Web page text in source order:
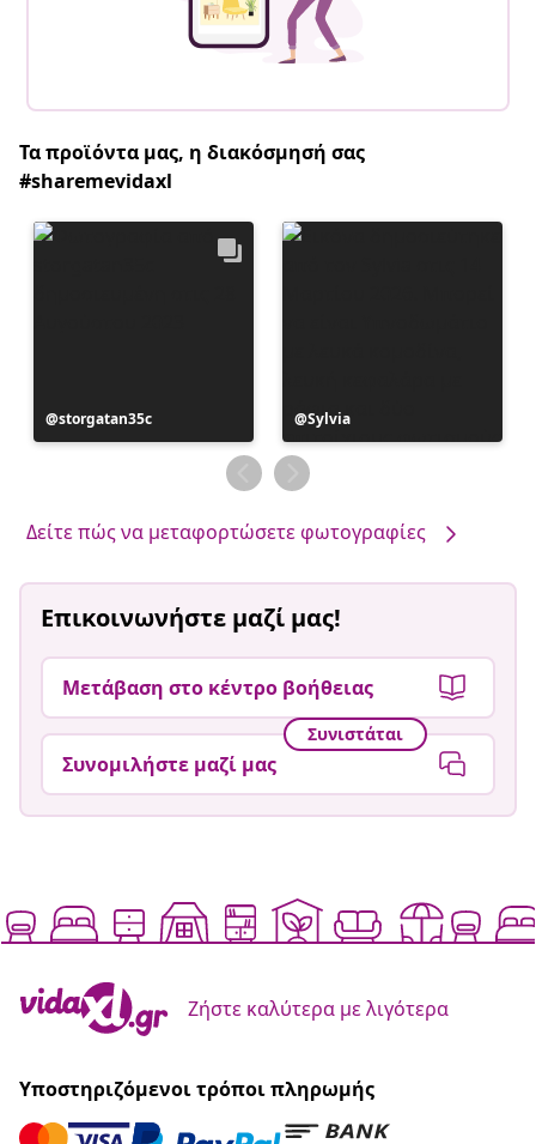
Τα προϊόντα μας, η διακόσμησή σας
#sharemevidaxl
Η
ανάρτηση
storgatan35c
Η
ανάρτηση
δημοσιεύθηκε
από
Sylvia
Δείτε πώς να μεταφορτώσετε φωτογραφίες
Επικοινωνήστε μαζί μας!
Μετάβαση στο κέντρο βοήθειας
Συνιστάται
Συνομιλήστε μαζί μας
Ζήστε καλύτερα με λιγότερα
Υποστηριζόμενοι τρόποι πληρωμής